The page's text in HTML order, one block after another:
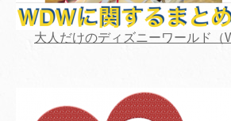
大人だけのディズニーワールド（